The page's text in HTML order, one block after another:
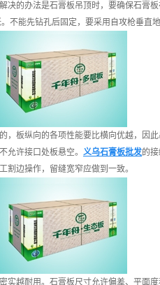
的办法是石膏板吊顶时，要确保石膏板
不能先钻孔后固定，要采用自攻枪垂直地
板纵向的各项性能要比横向优越，因
允许接口处板悬空。 义乌石膏板批发的
割边操作，留缝宽窄应做到一致。
实越耐用。石膏板尺寸允许偏差、平面